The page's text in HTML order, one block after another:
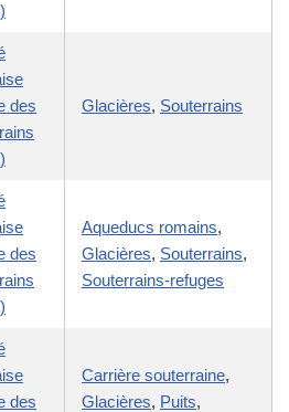
des
Glacières, Souterrains
des
Aqueducs romains,
Glacières, Souterrains,
Souterrains-refuges
des
Carrière souterraine,
Glacières, Puits,